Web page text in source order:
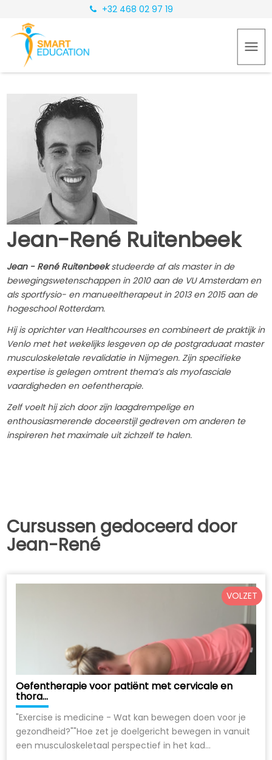
+32 468 02 97 19
Jean-René Ruitenbeek
Jean - René Ruitenbeekstudeerde af als master in de
bewegingswetenschappen in 2010 aan de VU Amsterdam en
als sportfysio- en manueeltherapeut in 2013 en 2015 aan de
hogeschool Rotterdam.
Hij is oprichter van Healthcourses en combineert de praktijk in
Venlo met het wekelijks lesgeven op de postgraduaat master
musculoskeletale revalidatie in Nijmegen. Zijn specifieke
expertise is gelegen omtrent thema’s als myofasciale
vaardigheden en oefentherapie.
Zelf voelt hij zich door zijn laagdrempelige en
enthousiasmerende doceerstijl gedreven om anderen te
inspireren het maximale uit zichzelf te halen.
Cursussen gedoceerd door
Jean-René
VOLZET
Oefentherapie voor patiënt met cervicale en
thora...
"Exercise is medicine - Wat kan bewegen doen voor je
gezondheid?""Hoe zet je doelgericht bewegen in vanuit
een musculoskeletaal perspectief in het kad...